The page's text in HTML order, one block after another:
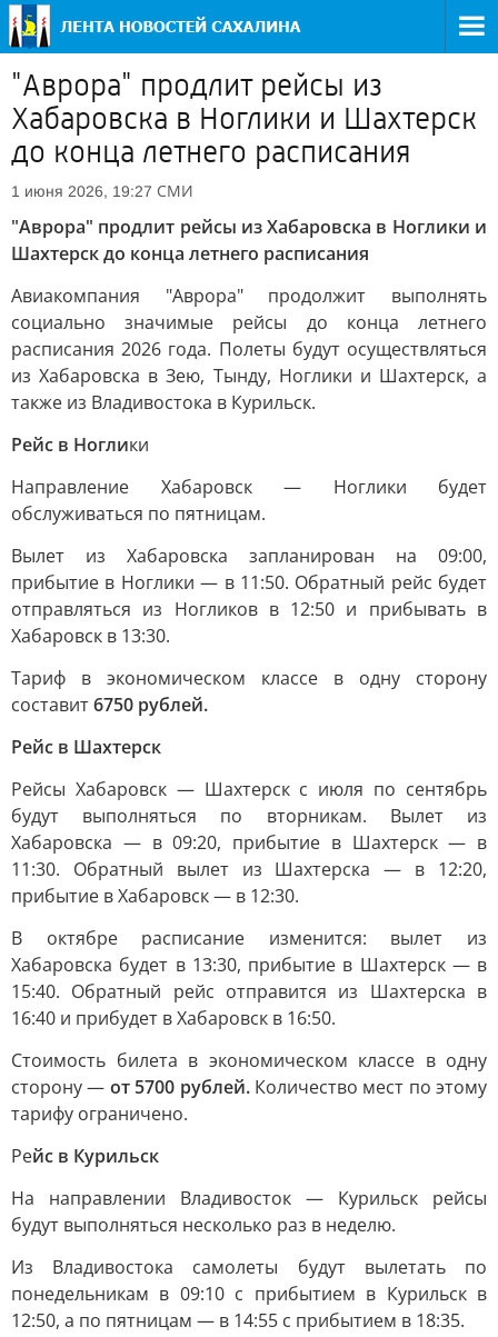
"Аврора" продлит рейсы из
Хабаровска в Ноглики и Шахтерск
до конца летнего расписания
1 июня 2026, 19:27 СМИ
"Аврора" продлит рейсы из Хабаровска в Ноглики и
Шахтерск до конца летнего расписания
Авиакомпания "Аврора" продолжит выполнять
социально значимые рейсы до конца летнего
расписания 2026 года. Полеты будут осуществляться
из Хабаровска в Зею, Тынду, Ноглики и Шахтерск, а
также из Владивостока в Курильск.
Рейс в Ноглики
Направление Хабаровск — Ноглики будет
обслуживаться по пятницам.
Вылет из Хабаровска запланирован на 09:00,
прибытие в Ноглики — в 11:50. Обратный рейс будет
отправляться из Ногликов в 12:50 и прибывать в
Хабаровск в 13:30.
Тариф в экономическом классе в одну сторону
составит6750 рублей.
Рейс в Шахтерск
Рейсы Хабаровск — Шахтерск с июля по сентябрь
будут выполняться по вторникам. Вылет из
Хабаровска — в 09:20, прибытие в Шахтерск — в
11:30. Обратный вылет из Шахтерска — в 12:20,
прибытие в Хабаровск — в 12:30.
В октябре расписание изменится: вылет из
Хабаровска будет в 13:30, прибытие в Шахтерск — в
15:40. Обратный рейс отправится из Шахтерска в
16:40 и прибудет в Хабаровск в 16:50.
Стоимость билета в экономическом классе в одну
сторону — от 5700 рублей. Количество мест по этому
тарифу ограничено.
Рейс в Курильск
На направлении Владивосток — Курильск рейсы
будут выполняться несколько раз в неделю.
Из Владивостока самолеты будут вылетать по
понедельникам в 09:10 с прибытием в Курильск в
12:50, а по пятницам — в 14:55 с прибытием в 18:35.